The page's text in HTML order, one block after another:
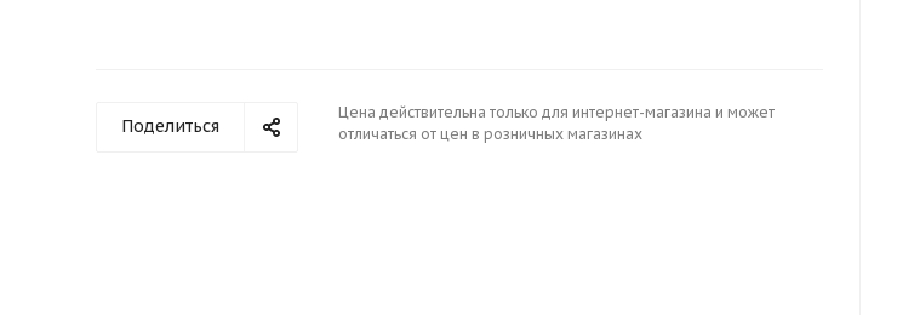
Поделиться
Цена действительна только для интернет-магазина и может
отличаться от цен в розничных магазинах